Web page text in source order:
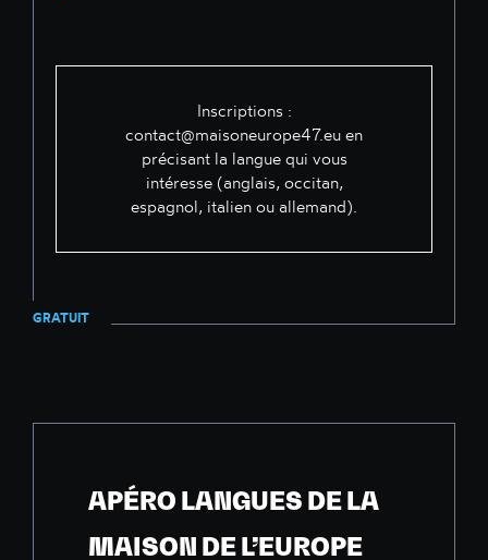
Inscriptions :
contact@maisoneurope47.eu en
précisant la langue qui vous
intéresse (anglais, occitan,
espagnol, italien ou allemand).
GRATUIT
APÉRO LANGUES DE LA
MAISON DE L’EUROPE